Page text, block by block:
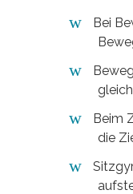
Bei
Beim
die